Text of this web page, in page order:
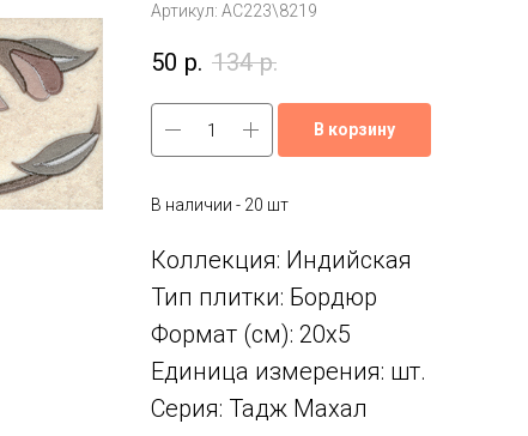
Артикул: AC223\8219
50 р. 134 р.
В корзину
В наличии - 20 шт
Коллекция: Индийская
Тип плитки: Бордюр
Формат (см): 20x5
Единица измерения: шт.
Серия: Тадж Махал